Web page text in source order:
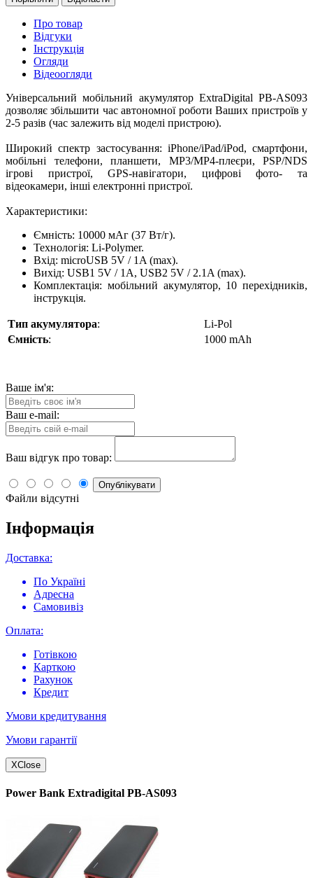
Про товар
Відгуки
Інструкція
Огляди
Відеоогляди
Універсальний мобільний акумулятор ExtraDigital PB-AS093
дозволяє збільшити час автономної роботи Ваших пристроїв у
2-5 разів (час залежить від моделі пристрою).
Широкий спектр застосування: iPhone/iPad/iPod, смартфони,
мобільні телефони, планшети, MP3/MP4-плеєри, PSP/NDS
ігрові пристрої, GPS-навігатори, цифрові фото- та
відеокамери, інші електронні пристрої.
Характеристики:
Ємність: 10000 мАг (37 Вт/г).
Технологія: Li-Polymer.
Вхід: microUSB 5V / 1A (max).
Вихід: USB1 5V / 1A, USB2 5V / 2.1A (max).
Комплектація: мобільний акумулятор, 10 перехідників,
інструкція.
Тип акумулятора:
Li-Pol
Ємність: 1000 mAh
Ваше ім'я:
Ваш e-mail:
Ваш відгук про товар:
Опублікувати
Файли відсутні
Інформація
Доставка:
По Україні
Адресна
Самовивіз
Оплата:
Готівкою
Карткою
Рахунок
Кредит
Умови кредитування
Умови гарантії
XClose
Power Bank Extradigital PB-AS093